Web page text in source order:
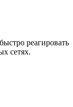
реагировать
сетях.